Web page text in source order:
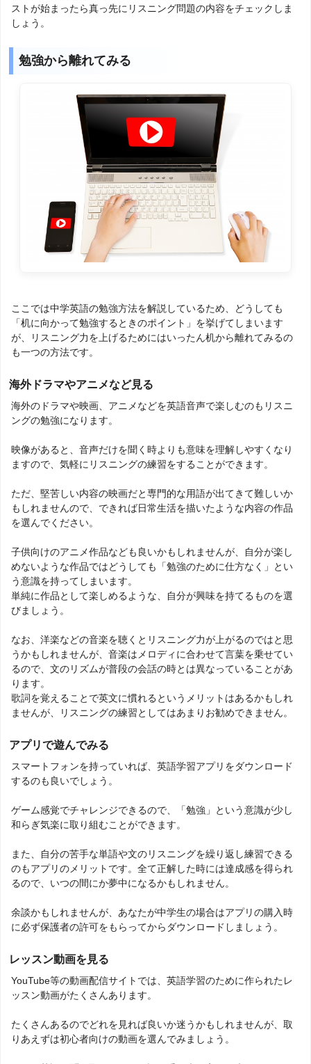
ストが始まったら真っ先にリスニング問題の内容をチェックしま
しょう。
勉強から離れてみる
ここでは中学英語の勉強方法を解説しているため、どうしても
「机に向かって勉強するときのポイント」を挙げてしまいます
が、リスニング力を上げるためにはいったん机から離れてみるの
も一つの方法です。
海外ドラマやアニメなど見る
海外のドラマや映画、アニメなどを英語音声で楽しむのもリスニ
ングの勉強になります。
映像があると、音声だけを聞く時よりも意味を理解しやすくなり
ますので、気軽にリスニングの練習をすることができます。
ただ、堅苦しい内容の映画だと専門的な用語が出てきて難しいか
もしれませんので、できれば日常生活を描いたような内容の作品
を選んでください。
子供向けのアニメ作品なども良いかもしれませんが、自分が楽し
めないような作品ではどうしても「勉強のために仕方なく」とい
う意識を持ってしまいます。
単純に作品として楽しめるような、自分が興味を持てるものを選
びましょう。
なお、洋楽などの音楽を聴くとリスニング力が上がるのではと思
うかもしれませんが、音楽はメロディに合わせて言葉を乗せてい
るので、文のリズムが普段の会話の時とは異なっていることがあ
ります。
歌詞を覚えることで英文に慣れるというメリットはあるかもしれ
ませんが、リスニングの練習としてはあまりお勧めできません。
アプリで遊んでみる
スマートフォンを持っていれば、英語学習アプリをダウンロード
するのも良いでしょう。
ゲーム感覚でチャレンジできるので、「勉強」という意識が少し
和らぎ気楽に取り組むことができます。
また、自分の苦手な単語や文のリスニングを繰り返し練習できる
のもアプリのメリットです。全て正解した時には達成感を得られ
るので、いつの間にか夢中になるかもしれません。
余談かもしれませんが、あなたが中学生の場合はアプリの購入時
に必ず保護者の許可をもらってからダウンロードしましょう。
レッスン動画を見る
YouTube等の動画配信サイトでは、英語学習のために作られたレ
ッスン動画がたくさんあります。
たくさんあるのでどれを見れば良いか迷うかもしれませんが、取
りあえずは初心者向けの動画を選んでみましょう。